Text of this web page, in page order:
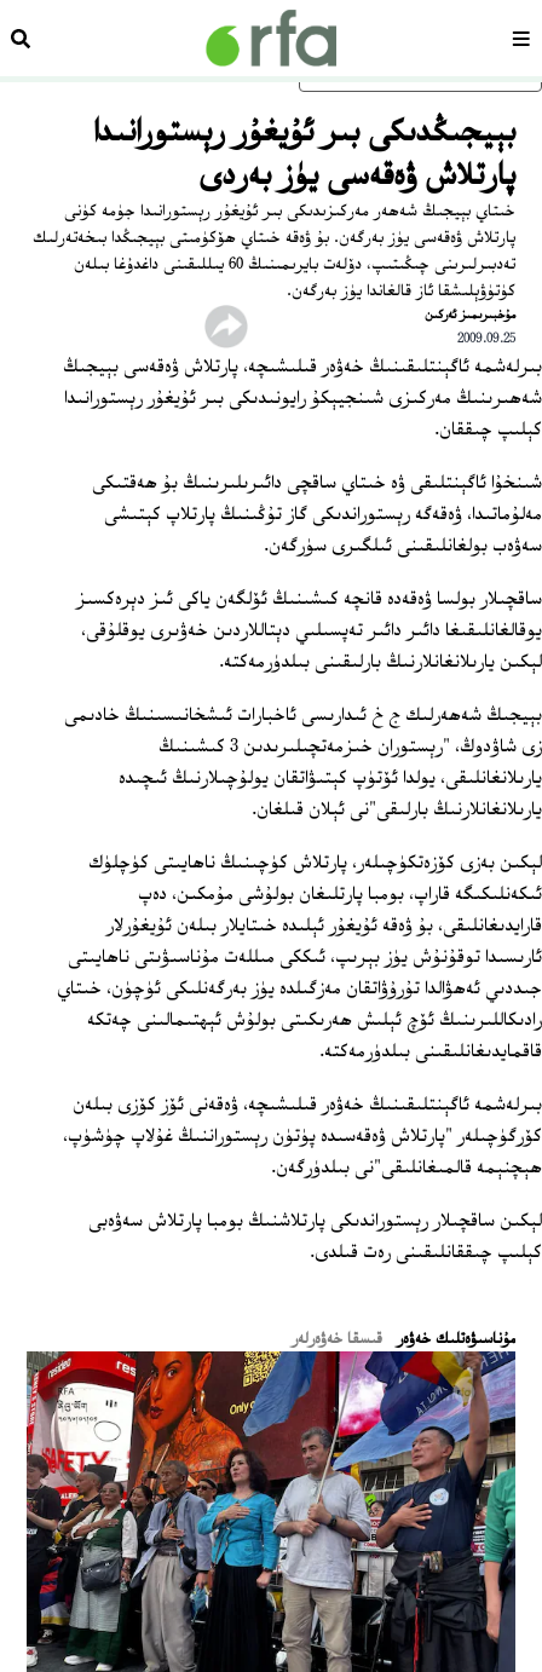
ئاساسلىق مەزمۇنغا ئاتلاڭسەھىپە
بېيجىڭدىكى بىر ئۇيغۇر رېستورانىدا
پارتلاش ۋەقەسى يۈز بەردى
خىتاي بېيجىڭ شەھەر مەركىزىدىكى بىر ئۇيغۇر رېستورانىدا جۈمە كۈنى
پارتلاش ۋەقەسى يۈز بەرگەن. بۇ ۋەقە خىتاي ھۆكۈمىتى بېيجىڭدا بىخەتەرلىك
تەدبىرلىرىنى چىڭىتىپ، دۆلەت بايرىمىنىڭ 60 يىللىقىنى داغدۇغا بىلەن
كۈتۈۋېلىشقا ئاز قالغاندا يۈز بەرگەن.
ﻣﯘﺧﺒﯩﺮﯨﻤﯩﺰ ﺋﻪﺭﻛﯩﻦ
2009.09.25
بىرلەشمە ئاگېنتلىقىنىڭ خەۋەر قىلىشىچە، پارتلاش ۋەقەسى بېيجىڭ
شەھىرىنىڭ مەركىزى شىنجيېكۇ رايونىدىكى بىر ئۇيغۇر رېستورانىدا
كېلىپ چىققان.
شىنخۇا ئاگېنتلىقى ۋە خىتاي ساقچى دائىرىلىرىنىڭ بۇ ھەقتىكى
مەلۇماتىدا، ۋەقەگە رېستوراندىكى گاز تۇڭىنىڭ پارتلاپ كېتىشى
سەۋەب بولغانلىقىنى ئىلگىرى سۈرگەن.
ساقچىلار بولسا ۋەقەدە قانچە كىشىنىڭ ئۆلگەن ياكى ئىز دېرەكسىز
يوقالغانلىقىغا دائىر دائىر تەپسىلىي دېتاللاردىن خەۋىرى يوقلۇقى،
لېكىن يارىلانغانلارنىڭ بارلىقىنى بىلدۈرمەكتە.
بېيجىڭ شەھەرلىك ج خ ئىدارىسى ئاخبارات ئىشخانىسىنىڭ خادىمى
زى شاۋدوڭ، "رېستوران خىزمەتچىلىرىدىن 3 كىشىنىڭ
يارىلانغانلىقى، يولدا ئۆتۈپ كېتىۋاتقان يولۇچىلارنىڭ ئىچىدە
يارىلانغانلارنىڭ بارلىقى"نى ئېلان قىلغان.
لېكىن بەزى كۆزەتكۈچىلەر، پارتلاش كۈچىنىڭ ناھايىتى كۈچلۈك
ئىكەنلىكىگە قاراپ، بومبا پارتلىغان بولۇشى مۇمكىن، دەپ
قارايدىغانلىقى، بۇ ۋەقە ئۇيغۇر ئېلىدە خىتايلار بىلەن ئۇيغۇرلار
ئارىسىدا توقۇنۇش يۈز بېرىپ، ئىككى مىللەت مۇناسىۋىتى ناھايىتى
جىددىي ئەھۋالدا تۇرۇۋاتقان مەزگىلدە يۈز بەرگەنلىكى ئۈچۈن، خىتاي
رادىكاللىرىنىڭ ئۆچ ئېلىش ھەرىكىتى بولۇش ئېھتىمالىنى چەتكە
قاقمايدىغانلىقىنى بىلدۈرمەكتە.
بىرلەشمە ئاگېنتلىقىنىڭ خەۋەر قىلىشىچە، ۋەقەنى ئۆز كۆزى بىلەن
كۆرگۈچىلەر "پارتلاش ۋەقەسىدە پۈتۈن رېستوراننىڭ غۇلاپ چۈشۈپ،
ھېچنېمە قالمىغانلىقى"نى بىلدۈرگەن.
لېكىن ساقچىلار رېستوراندىكى پارتلاشنىڭ بومبا پارتلاش سەۋەبى
كېلىپ چىققانلىقىنى رەت قىلدى.
ﻣﯘﻧﺎﺳﯩﯟﻩﺗﻠﯩﻚ ﺧﻪﯞﻩﺭ قىسقا خەۋەرلەر